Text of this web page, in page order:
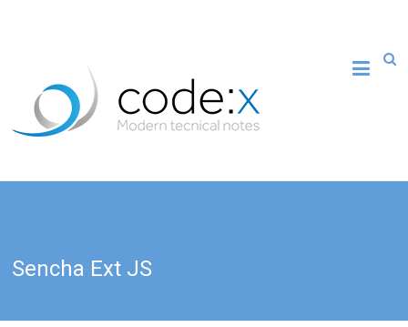
Sencha Ext JS